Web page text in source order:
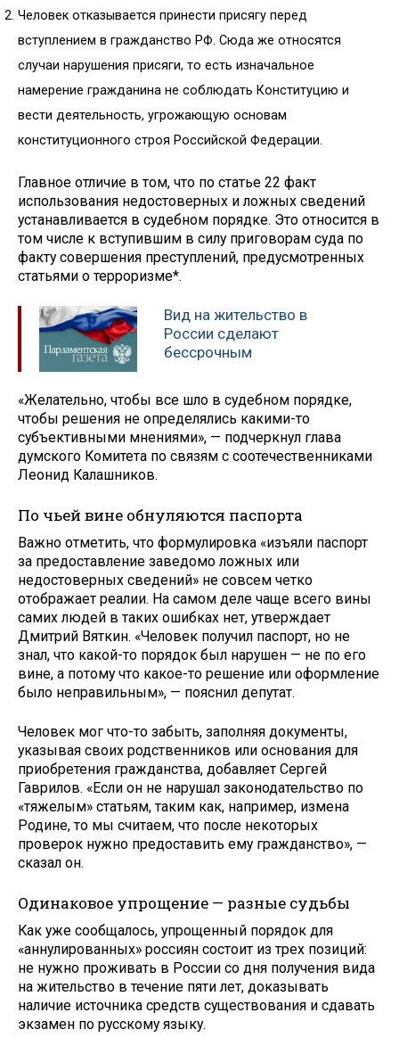
Человек отказывается принести присягу перед
вступлением в гражданство РФ. Сюда же относятся
случаи нарушения присяги, то есть изначальное
намерение гражданина не соблюдать Конституцию и
вести деятельность, угрожающую основам
конституционного строя Российской Федерации.
Главное отличие в том, что по статье 22 факт
использования недостоверных и ложных сведений
устанавливается в судебном порядке. Это относится в
том числе к вступившим в силу приговорам суда по
факту совершения преступлений, предусмотренных
статьями о терроризме*.
Вид на жительство в
России сделают
бессрочным
«Желательно, чтобы все шло в судебном порядке,
чтобы решения не определялись какими-то
субъективными мнениями», — подчеркнул глава
думского Комитета по связям с сооте­чественниками
Леонид Калашников.
По чьей вине обнуляются паспорта
Важно отметить, что формулировка «изъяли паспорт
за предоставление заведомо ложных или
недостоверных сведений» не совсем четко
отображает реалии. На самом деле чаще всего вины
самих людей в таких ошибках нет, утверждает
Дмитрий Вяткин. «Человек получил паспорт, но не
знал, что какой-то порядок был нарушен — не по его
вине, а потому что какое-то решение или оформление
было неправильным», — пояснил депутат.
Человек мог что-то забыть, заполняя документы,
указывая своих родственников или основания для
приобретения гражданства, добавляет Сергей
Гаврилов. «Если он не нарушал законодательство по
«тяжелым» статьям, таким как, например, измена
Родине, то мы считаем, что после некоторых
проверок нужно предоставить ему гражданство», —
сказал он.
Одинаковое упрощение — разные судьбы
Как уже сообщалось, упрощенный порядок для
«аннулированных» россиян состоит из трех позиций:
не нужно проживать в России со дня получения вида
на жительство в течение пяти лет, доказывать
наличие источника средств существования и сдавать
экзамен по русскому языку.